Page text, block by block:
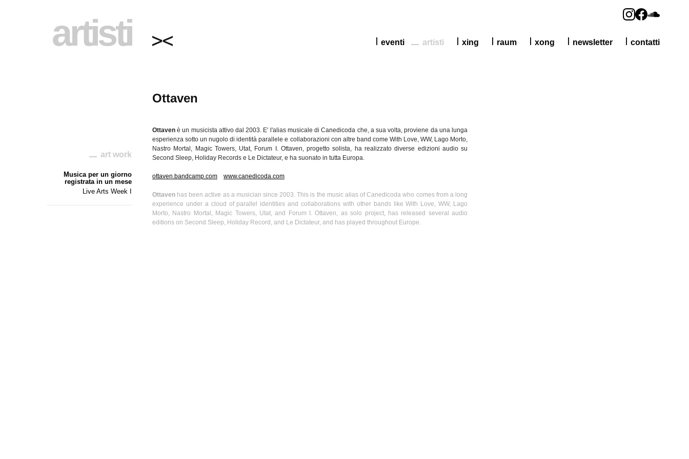
artisti contatti
newsletter
xong
raum
xing
artisti
eventi
art work
Musica per un giorno
registrata in un mese
Live Arts Week I
Ottaven
Ottaven è un musicista attivo dal 2003. E' l'aliasmusicaledi Canedicoda che, a sua volta,proviene da una lunga
esperienza sotto unnugolo di identità parallele e collaborazioni con altre band come With Love, WW, Lago Morto,
Nastro Mortal, Magic Towers, Utat, Forum I. Ottaven,progetto solista, ha realizzato diverse edizioni audio su
Second Sleep, Holiday Records e Le Dictateur, e ha suonato in tutta Europa.
ottaven.bandcamp.com www.canedicoda.com
Ottaven has been active as a musician since 2003. This is the music alias ofCanedicoda who comes from a long
experience under a cloud of parallel identities and collaborations with other bands like With Love, WW, Lago
Morto, Nastro Mortal, Magic Towers, Utat, and Forum I.Ottaven, as solo project, has released several audio
editions on Second Sleep, Holiday Record, and Le Dictateur, and has played throughout Europe.